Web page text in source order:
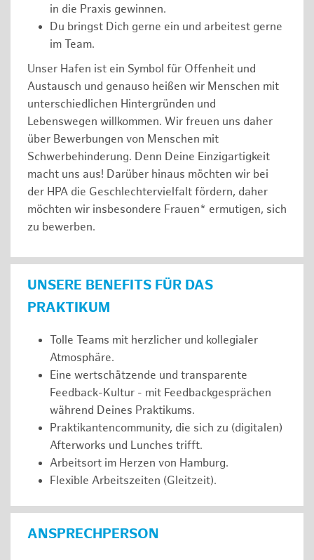
in die Praxis gewinnen.
Du bringst Dich gerne ein und arbeitest gerne
im Team.
Unser Hafen ist ein Symbol für Offenheit und
Austausch und genauso heißen wir Menschen mit
unterschiedlichen Hintergründen und
Lebenswegen willkommen. Wir freuen uns daher
über Bewerbungen von Menschen mit
Schwerbehinderung. Denn Deine Einzigartigkeit
macht uns aus! Darüber hinaus möchten wir bei
der HPA die Geschlechtervielfalt fördern, daher
möchten wir insbesondere Frauen* ermutigen, sich
zu bewerben.
UNSERE BENEFITS FÜR DAS
PRAKTIKUM
Tolle Teams mit herzlicher und kollegialer
Atmosphäre.
Eine wertschätzende und transparente
Feedback-Kultur - mit Feedbackgesprächen
während Deines Praktikums.
Praktikantencommunity, die sich zu (digitalen)
Afterworks und Lunches trifft.
Arbeitsort im Herzen von Hamburg.
Flexible Arbeitszeiten (Gleitzeit).
ANSPRECHPERSON